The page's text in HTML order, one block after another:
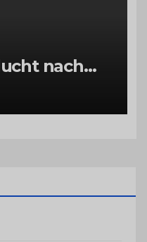
nach